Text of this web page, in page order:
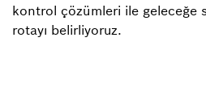
kontrol çözümleri ile geleceğe
rotayı belirliyoruz.